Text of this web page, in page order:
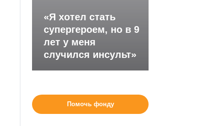
«Я хотел стать
супергероем, но в 9
лет у меня
случился инсульт»
Помочь фонду